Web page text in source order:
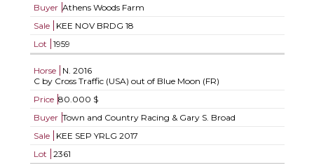
Buyer Athens Woods Farm
Sale
KEE NOV BRDG 18
Lot
1959
Horse N. 2016
C by Cross Traffic (USA) out of Blue Moon (FR)
Price 80.000 $
Buyer Town and Country Racing & Gary S. Broad
Sale
KEE SEP YRLG 2017
Lot
2361